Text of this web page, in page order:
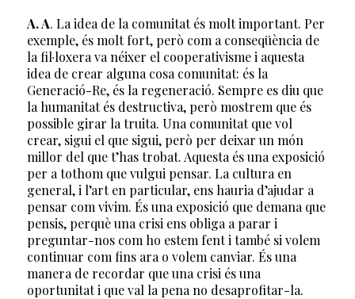
A. A. La idea de la comunitat és molt important. Per
exemple, és molt fort, però com a conseqüència de
la fil·loxera va néixer el cooperativisme i aquesta
idea de crear alguna cosa comunitat: és la
Generació-Re, és la regeneració. Sempre es diu que
la humanitat és destructiva, però mostrem que és
possible girar la truita. Una comunitat que vol
crear, sigui el que sigui, però per deixar un món
millor del que t’has trobat. Aquesta és una exposició
per a tothom que vulgui pensar. La cultura en
general, i l’art en particular, ens hauria d’ajudar a
pensar com vivim. És una exposició que demana que
pensis, perquè una crisi ens obliga a parar i
preguntar-nos com ho estem fent i també si volem
continuar com fins ara o volem canviar. És una
manera de recordar que una crisi és una
oportunitat i que val la pena no desaprofitar-la.